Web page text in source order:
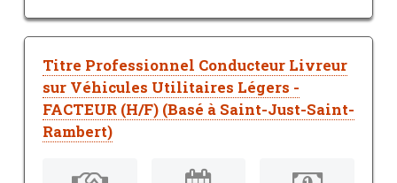
Titre Professionnel Conducteur Livreur
sur Véhicules Utilitaires Légers -
FACTEUR (H/F) (Basé à Saint-Just-Saint-
Rambert)